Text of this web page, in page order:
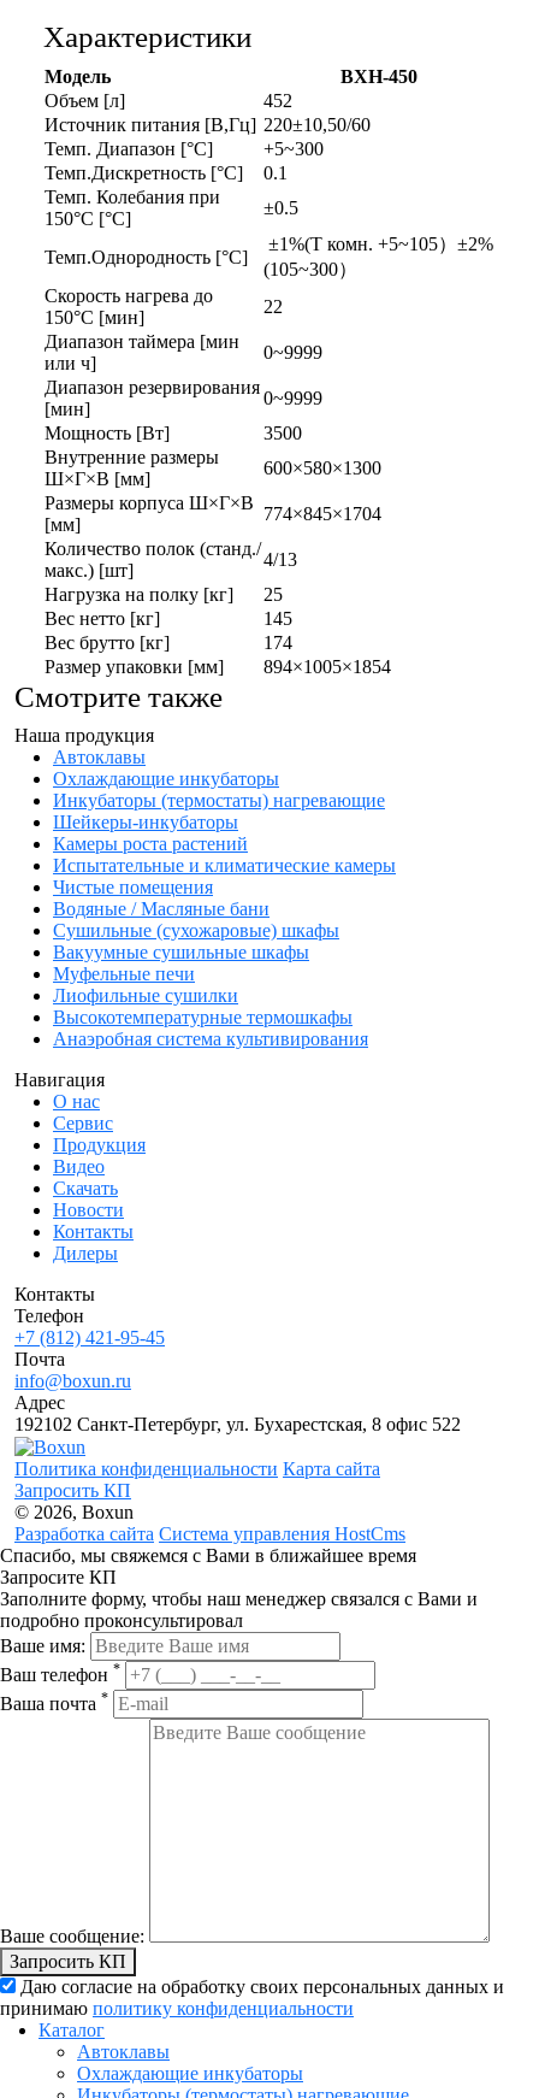
Характеристики
Модель
BXH-450
Объем [л]
452
Источник питания [В,Гц] 220±10,50/60
Темп. Диапазон [°C]
+5~300
Темп.Дискретность [°C]
0.1
Темп. Колебания при
150°C [°C]
±0.5
Темп.Однородность [°C]
±1%(Т комн. +5~105）±2%
(105~300）
Скорость нагрева до
150°C [мин]
22
Диапазон таймера [мин
или ч]
0~9999
Диапазон резервирования
[мин]
0~9999
Мощность [Вт]
3500
Внутренние размеры
Ш×Г×В [мм]
600×580×1300
Размеры корпуса Ш×Г×В
[мм]
774×845×1704
Количество полок (станд./
макс.) [шт]
4/13
Нагрузка на полку [кг]
25
Вес нетто [кг]
145
Вес брутто [кг]
174
Размер упаковки [мм]
894×1005×1854
Смотрите также
Политика конфиденциальности Карта сайта
Запросить КП
© 2026, Boxun
Разработка сайта Система управления HostCms
Наша продукция
Автоклавы
Охлаждающие инкубаторы
Инкубаторы (термостаты) нагревающие
Шейкеры-инкубаторы
Камеры роста растений
Испытательные и климатические камеры
Чистые помещения
Водяные / Масляные бани
Сушильные (сухожаровые) шкафы
Вакуумные сушильные шкафы
Муфельные печи
Лиофильные сушилки
Высокотемпературные термошкафы
Анаэробная система культивирования
Навигация
О нас
Сервис
Продукция
Видео
Скачать
Новости
Контакты
Дилеры
Контакты
Телефон
+7 (812) 421-95-45
Почта
info@boxun.ru
Адрес
192102 Санкт-Петербург, ул. Бухарестская, 8 офис 522
Спасибо, мы свяжемся с Вами в ближайшее время
Запросите КП
Заполните форму, чтобы наш менеджер связался с Вами и
подробно проконсультировал
Ваше имя:
Ваш телефон *
Ваша почта *
Ваше сообщение:
Запросить КП
Даю согласие на обработку своих персональных данных и
принимаю политику конфиденциальности
Каталог
Автоклавы
Охлаждающие инкубаторы